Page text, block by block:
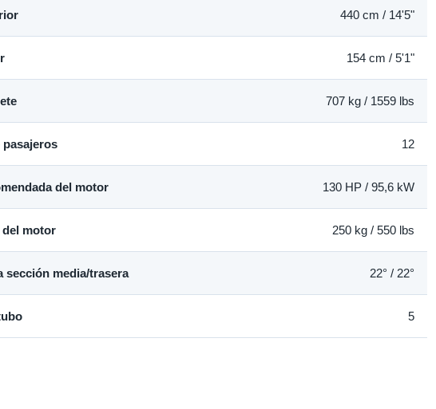
440 cm / 14'5"
154 cm / 5'1"
707 kg / 1559 lbs
pasajeros 12
del motor 130 HP / 95,6 kW
del motor 250 kg / 550 lbs
sección media/trasera 22° / 22°
5